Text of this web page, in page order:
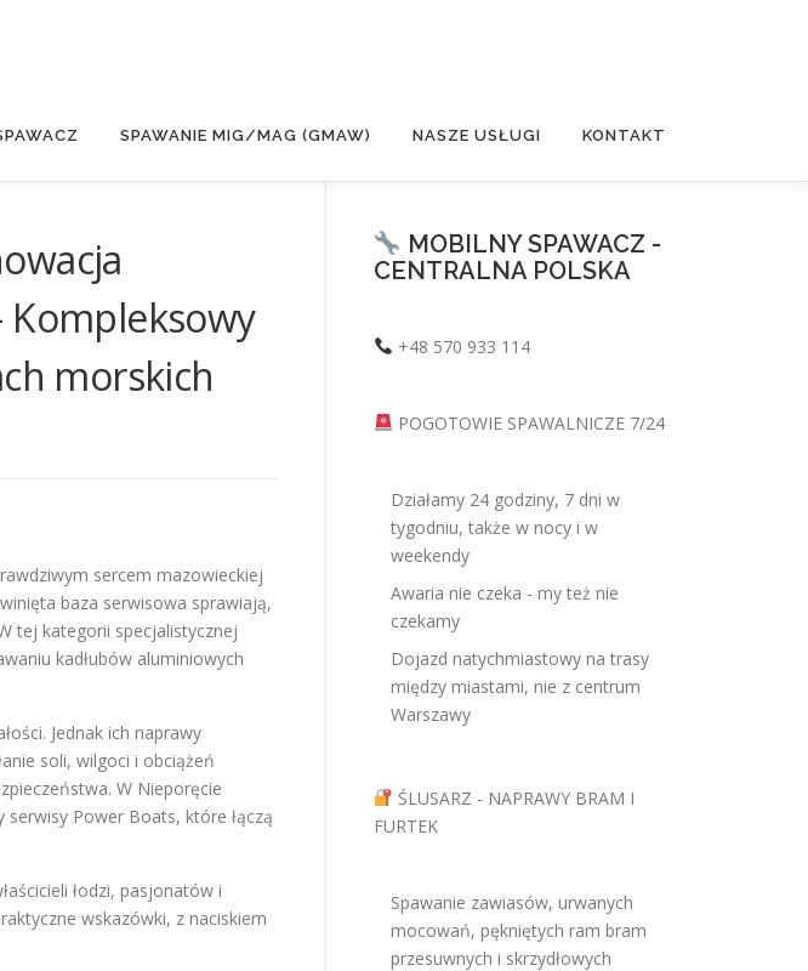
SPAWANIE MIG/MAG (GMAW) NASZE USŁUGI KONTAKT
Kompleksowy
morskich
sercem mazowieckiej
baza serwisowa sprawiają,
tej kategorii specjalistycznej
kadłubów aluminiowych
Jednak ich naprawy
soli, wilgoci i obciążeń
W Nieporęcie
Power Boats, które łączą
łodzi, pasjonatów i
wskazówki, z naciskiem
MOBILNY SPAWACZ -
CENTRALNA POLSKA
+48 570 933 114
POGOTOWIE SPAWALNICZE 7/24
Działamy 24 godziny, 7 dni w
tygodniu, także w nocy i w
weekendy
Awaria nie czeka - my też nie
czekamy
Dojazd natychmiastowy na trasy
między miastami, nie z centrum
Warszawy
ŚLUSARZ - NAPRAWY BRAM I
FURTEK
Spawanie zawiasów, urwanych
mocowań, pękniętych ram bram
przesuwnych i skrzydłowych